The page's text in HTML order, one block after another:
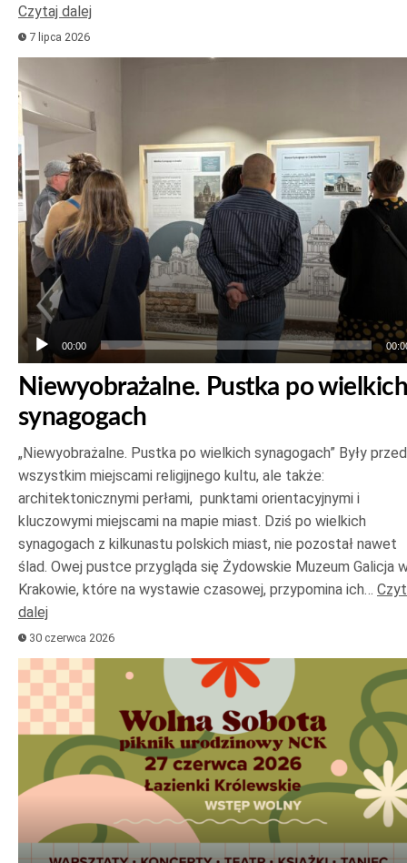
Czytaj dalej
7 lipca 2026
plików
dźwiękowych
00:00
Niewyobrażalne. Pustka po wielkich
synagogach
„Niewyobrażalne. Pustka po wielkich synagogach” Były
wszystkim miejscami religijnego kultu, ale także:
architektonicznymi perłami, punktami orientacyjnymi i
kluczowymi miejscami na mapie miast. Dziś po wielkich
synagogach z kilkunastu polskich miast, nie pozostał nawet
ślad. Owej pustce przygląda się Żydowskie Muzeum Galicja
Krakowie, które na wystawie czasowej, przypomina ich…
dalej
30 czerwca 2026
Odtwarzacz
plików
dźwiękowych